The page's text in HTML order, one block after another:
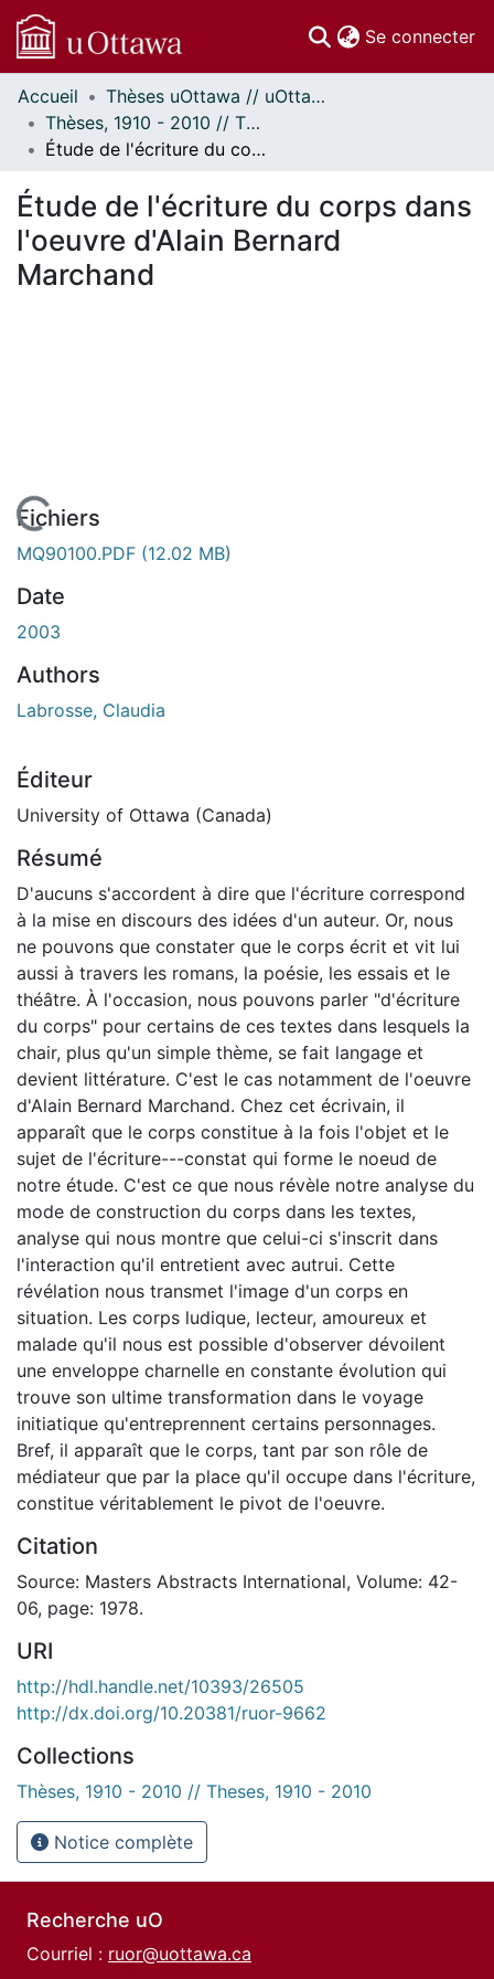
Se connecter
Communautés
et collections
Parcourir
Statistiques
À propos
Accueil
Thèses uOttawa // uOttawa Theses
Thèses, 1910 - 2010 // Theses, 1910 - 2010
Étude de l'écriture du corps dans l'oeuvre d'Alain Bernard Marchand
Étude de l'écriture du corps dans
l'oeuvre d'Alain Bernard
Marchand
En cours de chargement...
Fichiers
MQ90100.PDF (12.02 MB)
Date
2003
Authors
Labrosse, Claudia
Éditeur
University of Ottawa (Canada)
Résumé
D'aucuns s'accordent à dire que l'écriture correspond
à la mise en discours des idées d'un auteur. Or, nous
ne pouvons que constater que le corps écrit et vit lui
aussi à travers les romans, la poésie, les essais et le
théâtre. À l'occasion, nous pouvons parler "d'écriture
du corps" pour certains de ces textes dans lesquels la
chair, plus qu'un simple thème, se fait langage et
devient littérature. C'est le cas notamment de l'oeuvre
d'Alain Bernard Marchand. Chez cet écrivain, il
apparaît que le corps constitue à la fois l'objet et le
sujet de l'écriture---constat qui forme le noeud de
notre étude. C'est ce que nous révèle notre analyse du
mode de construction du corps dans les textes,
analyse qui nous montre que celui-ci s'inscrit dans
l'interaction qu'il entretient avec autrui. Cette
révélation nous transmet l'image d'un corps en
situation. Les corps ludique, lecteur, amoureux et
malade qu'il nous est possible d'observer dévoilent
une enveloppe charnelle en constante évolution qui
trouve son ultime transformation dans le voyage
initiatique qu'entreprennent certains personnages.
Bref, il apparaît que le corps, tant par son rôle de
médiateur que par la place qu'il occupe dans l'écriture,
constitue véritablement le pivot de l'oeuvre.
Citation
Source: Masters Abstracts International, Volume: 42-
06, page: 1978.
URI
http://hdl.handle.net/10393/26505
http://dx.doi.org/10.20381/ruor-9662
Collections
Thèses, 1910 - 2010 // Theses, 1910 - 2010
Notice complète
Recherche uO
Courriel : ruor@uottawa.ca